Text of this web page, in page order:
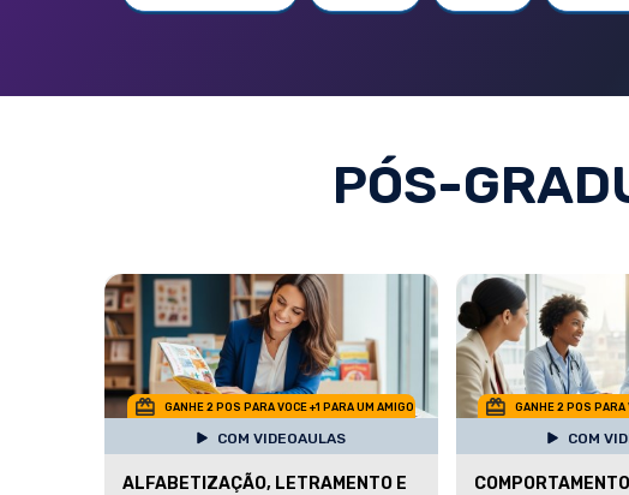
PÓS-
GANHE 2 POS PARA VOCE +1 PARA UM AMIGO
COM VIDEOAULAS
ALFABETIZAÇÃO, LETRAMENTO E
GANHE 2 POS PARA
COM